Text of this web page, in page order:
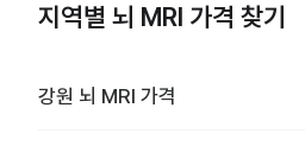
지역별 뇌 MRI 가격 찾기
강원 뇌 MRI 가격